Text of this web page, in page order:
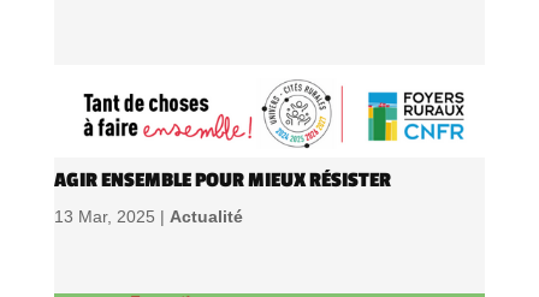
AGIR ENSEMBLE POUR MIEUX RÉSISTER
13 Mar, 2025 | Actualité